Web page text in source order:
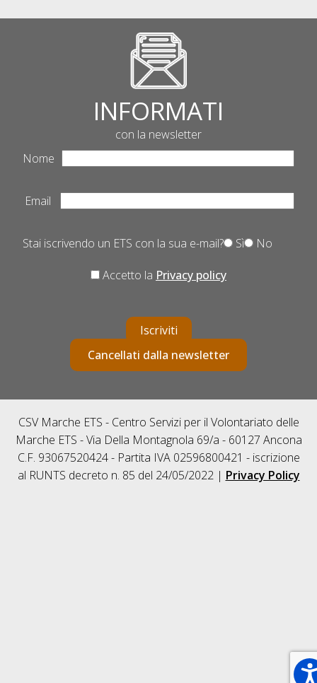
INFORMATI
con la newsletter
Nome
Email
Stai iscrivendo un ETS con la sua e-mail? Sì No
Accetto la Privacy policy
Iscriviti
Cancellati dalla newsletter
CSV Marche ETS - Centro Servizi per il Volontariato delle
Marche ETS - Via Della Montagnola 69/a - 60127 Ancona
C.F. 93067520424 - Partita IVA 02596800421 - iscrizione
al RUNTS decreto n. 85 del 24/05/2022 | Privacy Policy